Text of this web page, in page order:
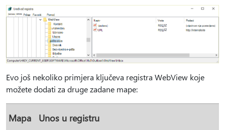
Evo još nekoliko primjera ključeva registra WebView koje
možete dodati za druge zadane mape:
Mapa Unos u registru